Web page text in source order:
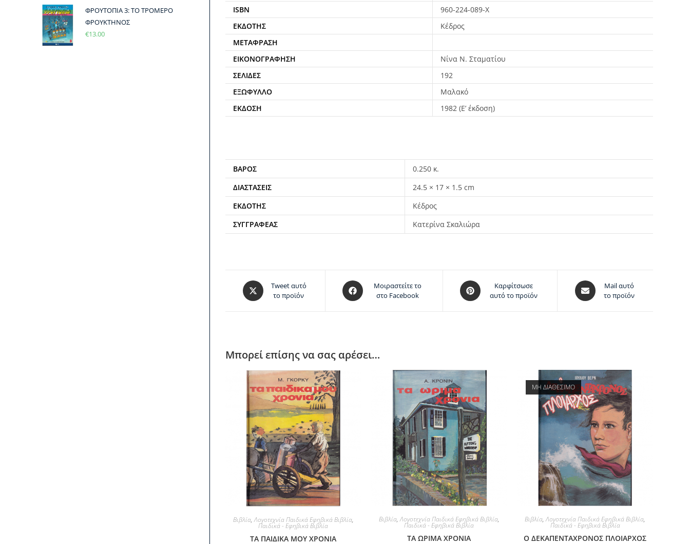
ISBN
960-224-089-Χ
ΕΚΔΌΤΗΣ
Κέδρος
ΜΕΤΆΦΡΑΣΗ
ΕΙΚΟΝΟΓΡΆΦΗΣΗ
Νίνα Ν. Σταματίου
ΣΕΛΊΔΕΣ
192
ΕΞΏΦΥΛΛΟ
Μαλακό
ΈΚΔΟΣΗ
1982 (Ε’ έκδοση)
ΒΆΡΟΣ
0.250 κ.
ΔΙΑΣΤΆΣΕΙΣ
24.5 × 17 × 1.5 cm
ΕΚΔΌΤΗΣ
Κέδρος
ΣΥΓΓΡΑΦΈΑΣ
Κατερίνα Σκαλιώρα
Tweet αυτό
το προϊόν
Μοιραστείτε το
στο Facebook
Καρφίτσωσε
αυτό το προϊόν
Mail αυτό
το προϊόν
Μπορεί επίσης να σας αρέσει…
Βιβλία,Λογοτεχνία Παιδικά Εφηβικά Βιβλία,
Παιδικά - Εφηβικά Βιβλία
ΤΑ ΠΑΙΔΙΚΑ ΜΟΥ ΧΡΟΝΙΑ
Βιβλία,Λογοτεχνία Παιδικά Εφηβικά Βιβλία,
Παιδικά - Εφηβικά Βιβλία
ΤΑ ΩΡΙΜΑ ΧΡΟΝΙΑ
ΜΗ ΔΙΑΘΕΣΙΜΟ
Βιβλία,Λογοτεχνία Παιδικά Εφηβικά Βιβλία,
Παιδικά - Εφηβικά Βιβλία
Ο ΔΕΚΑΠΕΝΤΑΧΡΟΝΟΣ ΠΛΟΙΑΡΧΟΣ
ΦΡΟΥΤΟΠΙΑ 3: ΤΟ ΤΡΟΜΕΡΟ
ΦΡΟΥΚΤΗΝΟΣ
€13.00